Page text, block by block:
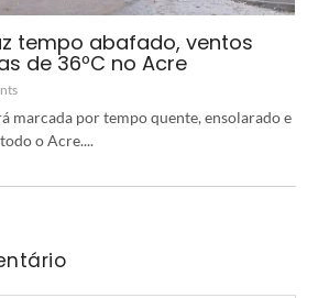
tempo abafado, ventos
de 36ºC no Acre
marcada por tempo quente, ensolarado e
o Acre....